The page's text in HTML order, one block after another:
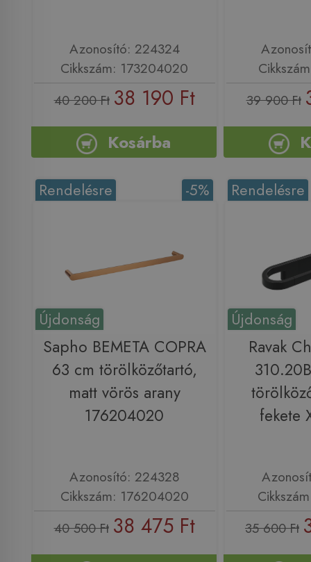
Azonosító: 224324
Cikkszám: 173204020
40 200 Ft 38 190 Ft
Kosárba
39 900 Ft
Újdonság
-5%
Rendelésre
Sapho BEMETA COPRA
63 cm törölközőtartó,
matt vörös arany
176204020
Azonosító: 224328
Cikkszám: 176204020
40 500 Ft 38 475 Ft
Újdonság
Rendelésre
Ravak
fekete
35 600 Ft